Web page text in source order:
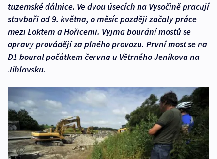
tuzemské dálnice. Ve dvou úsecích na Vysočině pracují
stavbaři od 9. května, o měsíc později začaly práce
mezi Loktem a Hořicemi. Vyjma bourání mostů se
opravy provádějí za plného provozu. První most se na
D1 boural počátkem června u Větrného Jeníkova na
Jihlavsku.